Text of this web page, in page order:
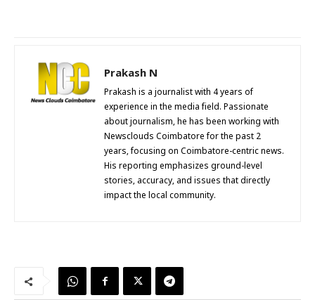
Prakash N
Prakash is a journalist with 4 years of
experience in the media field. Passionate
about journalism, he has been working with
Newsclouds Coimbatore for the past 2
years, focusing on Coimbatore-centric news.
His reporting emphasizes ground-level
stories, accuracy, and issues that directly
impact the local community.